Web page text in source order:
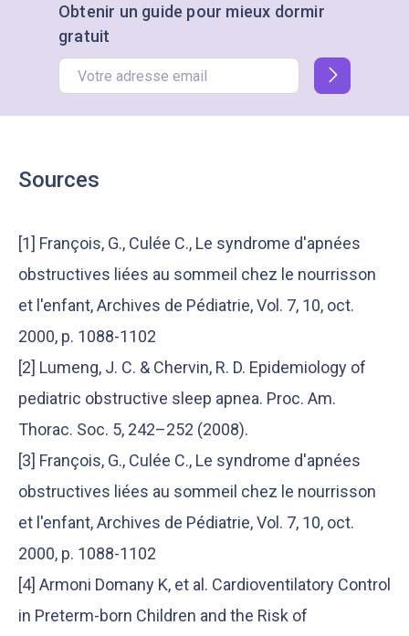
Obtenir un guide pour mieux dormir
gratuit
Sources
[1] François, G., Culée C., Le syndrome d'apnées
obstructives liées au sommeil chez le nourrisson
et l'enfant, Archives de Pédiatrie, Vol. 7, 10, oct.
2000, p. 1088-1102
[2] Lumeng, J. C. & Chervin, R. D. Epidemiology of
pediatric obstructive sleep apnea. Proc. Am.
Thorac. Soc. 5, 242–252 (2008).
[3] François, G., Culée C., Le syndrome d'apnées
obstructives liées au sommeil chez le nourrisson
et l'enfant, Archives de Pédiatrie, Vol. 7, 10, oct.
2000, p. 1088-1102
[4] Armoni Domany K, et al. Cardioventilatory Control
in Preterm-born Children and the Risk of